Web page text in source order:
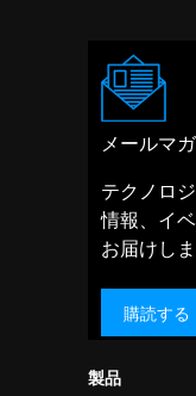
製品
メールマ
テクノロ
情報、イ
お届けしま
購読する